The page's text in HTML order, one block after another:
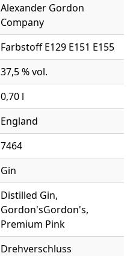
Alexander Gordon
Company
Farbstoff E129 E151 E155
37,5 % vol.
0,70 l
England
7464
Gin
Distilled Gin,
Gordon'sGordon's,
Premium Pink
Drehverschluss